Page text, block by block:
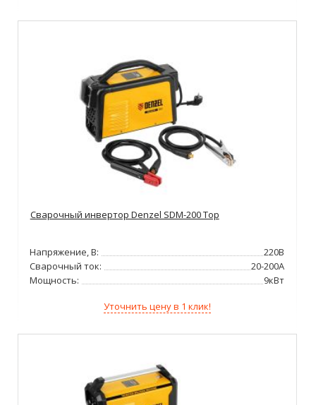
Сварочный инвертор Denzel SDM-200 Top
Напряжение, В:
220В
Сварочный ток:
20-200А
Мощность:
9кВт
Уточнить цену в 1 клик!